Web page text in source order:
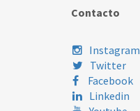
Contacto
Instagram
Twitter
Facebook
Linkedin